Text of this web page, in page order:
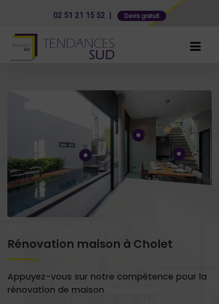
02 51 21 15 52 | Devis gratuit
Rénovation maison à Cholet
Appuyez-vous sur notre compétence pour la
rénovation de maison